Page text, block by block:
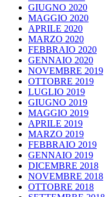
GIUGNO 2020
MAGGIO 2020
APRILE 2020
MARZO 2020
FEBBRAIO 2020
GENNAIO 2020
NOVEMBRE 2019
OTTOBRE 2019
LUGLIO 2019
GIUGNO 2019
MAGGIO 2019
APRILE 2019
MARZO 2019
FEBBRAIO 2019
GENNAIO 2019
DICEMBRE 2018
NOVEMBRE 2018
OTTOBRE 2018